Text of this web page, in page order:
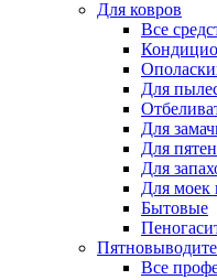
Для ковров
Все
Для
Для
Для пятен
Для
Для моек
Бытовые
Все